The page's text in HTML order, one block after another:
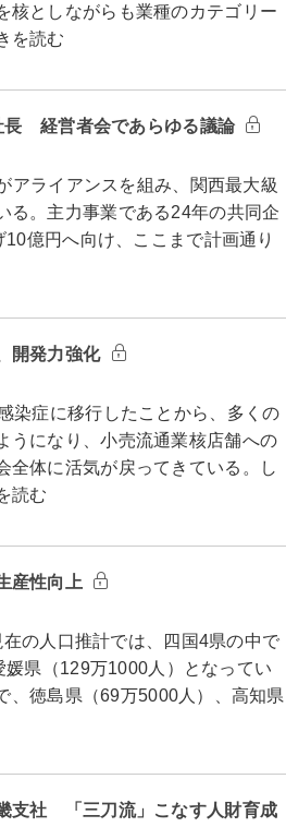
核としながらも業種のカテゴリー
を読む
長 経営者会であらゆる議論
ライアンスを組み、関西最大級
る。主力事業である24年の共同企
億円へ向け、ここまで計画通り
開発力強化
染症に移行したことから、多くの
うになり、小売流通業核店舗への
全体に活気が戻ってきている。し
読む
産性向上
の人口推計では、四国4県の中で
県（129万1000人）となってい
、徳島県（69万5000人）、高知県
支社 「三刀流」こなす人財育成